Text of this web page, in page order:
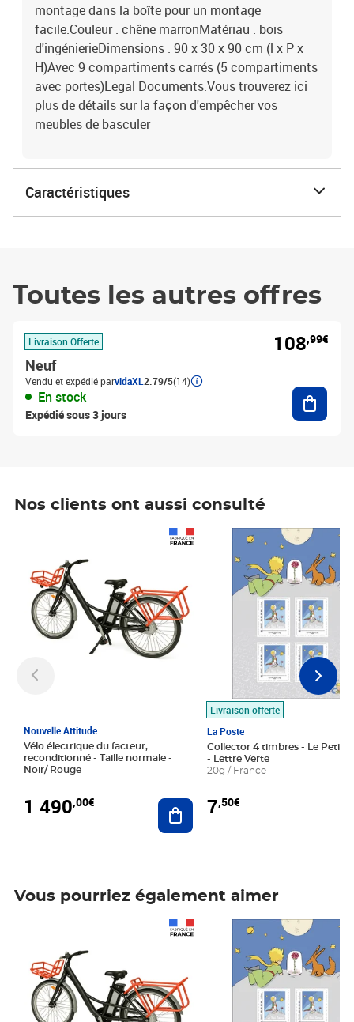
montage dans la boîte pour un montage
facile.Couleur : chêne marronMatériau : bois
d'ingénierieDimensions : 90 x 30 x 90 cm (l x P x
H)Avec 9 compartiments carrés (5 compartiments
avec portes)Legal Documents:Vous trouverez ici
plus de détails sur la façon d'empêcher vos
meubles de basculer
Caractéristiques
Toutes les autres offres
Livraison Offerte
Neuf
Vendu et expédié parvidaXL 2.79/5(14)
En stock
Expédié sous 3 jours
108,99€
Nos clients ont aussi consulté
Nouvelle Attitude
Vélo électrique du facteur,
reconditionné - Taille normale -
Noir/ Rouge
1 490,00€ Ajouter au panier
Livraison offerte
La Poste
Collector 4 timbres - Le Petit
- Lettre Verte
20g / France
7,50€
Prix 7,50€
Vous pourriez également aimer
Prix 7,50€